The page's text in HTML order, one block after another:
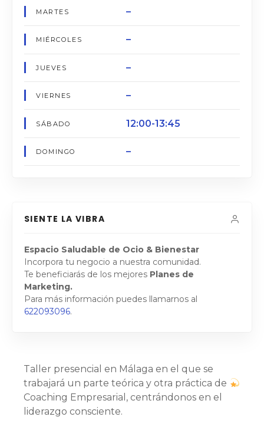
MARTES –
MIÉRCOLES –
JUEVES –
VIERNES –
SÁBADO 12:00-13:45
DOMINGO –
SIENTE LA VIBRA
Espacio Saludable de Ocio & Bienestar
Incorpora tu negocio a nuestra comunidad.
Te beneficiarás de los mejores Planes de
Marketing.
Para más información puedes llamarnos al
622093096.
Taller presencial en Málaga en el que se
trabajará un parte teórica y otra práctica de
Coaching Empresarial, centrándonos en el
liderazgo consciente.